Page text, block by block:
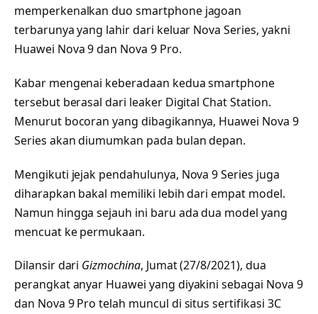
memperkenalkan duo smartphone jagoan
terbarunya yang lahir dari keluar Nova Series, yakni
Huawei Nova 9 dan Nova 9 Pro.
Kabar mengenai keberadaan kedua smartphone
tersebut berasal dari leaker Digital Chat Station.
Menurut bocoran yang dibagikannya, Huawei Nova 9
Series akan diumumkan pada bulan depan.
Mengikuti jejak pendahulunya, Nova 9 Series juga
diharapkan bakal memiliki lebih dari empat model.
Namun hingga sejauh ini baru ada dua model yang
mencuat ke permukaan.
Dilansir dari Gizmochina, Jumat (27/8/2021), dua
perangkat anyar Huawei yang diyakini sebagai Nova 9
dan Nova 9 Pro telah muncul di situs sertifikasi 3C